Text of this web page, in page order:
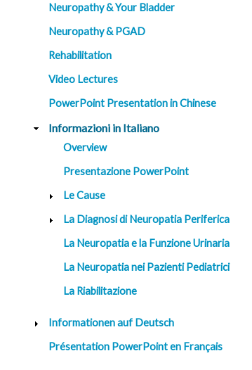
Neuropathy & Your Bladder
Neuropathy & PGAD
Rehabilitation
Video Lectures
PowerPoint Presentation in Chinese
Informazioni in Italiano
Overview
Presentazione PowerPoint
Le Cause
La Diagnosi di Neuropatia Periferica
La Neuropatia e la Funzione Urinaria
La Neuropatia nei Pazienti Pediatrici
La Riabilitazione
Informationen auf Deutsch
Présentation PowerPoint en Français